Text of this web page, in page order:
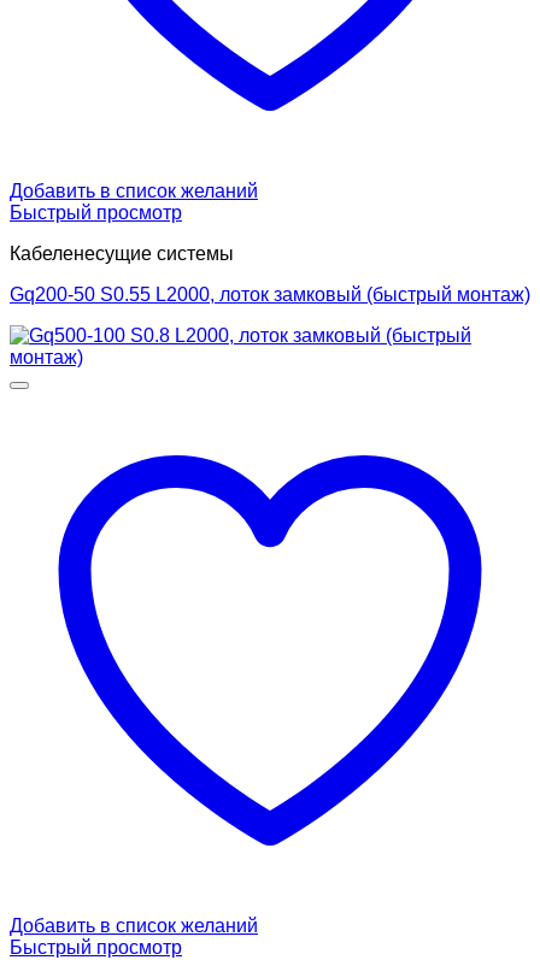
Добавить в список желаний
Быстрый просмотр
Кабеленесущие системы
Gq200-50 S0.55 L2000, лоток замковый (быстрый монтаж)
Добавить в список желаний
Быстрый просмотр